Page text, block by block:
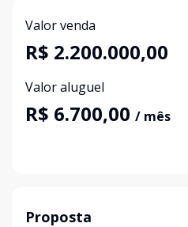
Valor venda
R$ 2.200.000,00
Valor aluguel
R$ 6.700,00 / mês
Proposta